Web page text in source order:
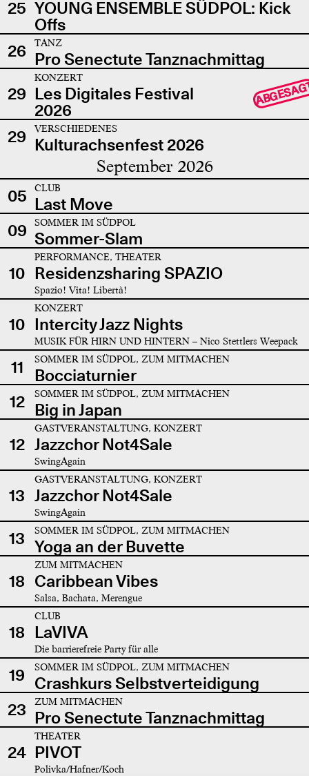
25 YOUNG ENSEMBLE SÜDPOL: Kick
Offs
26
TANZ
Pro Senectute Tanznachmittag
29
KONZERT
Les Digitales Festival
2026
29 VERSCHIEDENES
Kulturachsenfest 2026
September 2026
05 CLUB
Last Move
09
SOMMER IM SÜDPOL
Sommer-Slam
10
PERFORMANCE, THEATER
Residenzsharing SPAZIO
Spazio! Vita! Libertà!
10
KONZERT
Intercity Jazz Nights
MUSIK FÜR HIRN UND HINTERN – Nico Stettlers Weepack
11 SOMMER IM SÜDPOL, ZUM MITMACHEN
Bocciaturnier
12
SOMMER IM SÜDPOL, ZUM MITMACHEN
Big in Japan
12
GASTVERANSTALTUNG, KONZERT
Jazzchor Not4Sale
SwingAgain
13
GASTVERANSTALTUNG, KONZERT
Jazzchor Not4Sale
SwingAgain
13 SOMMER IM SÜDPOL, ZUM MITMACHEN
Yoga an der Buvette
18
ZUM MITMACHEN
Caribbean Vibes
Salsa, Bachata, Merengue
18
CLUB
LaVIVA
Die barrierefreie Party für alle
19 SOMMER IM SÜDPOL, ZUM MITMACHEN
Crashkurs Selbstverteidigung
23
ZUM MITMACHEN
Pro Senectute Tanznachmittag
24
THEATER
PIVOT
Polivka/Hafner/Koch